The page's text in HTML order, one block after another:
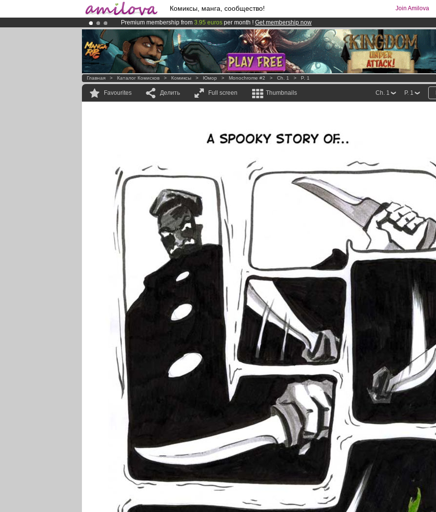
Комиксы, манга, сообщество! Join Amilova
Premium membership from 3.95 euros per month ! Get membership now
Already 100000membersand 1000comics & mangas!.
AmilovaKickstarter is now LIVE!.
Главная > Каталог Комисков > Комиксы > Юмор > Monochrome #2 > Ch. 1 > P. 1
Favourites Делить Full screen Thumbnails P. 1
Ch. 1